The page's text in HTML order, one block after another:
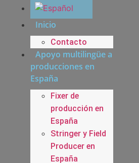
Inicio
Contacto
Apoyo multilingüe a
producciones en
España
Fixer de
producción en
España
Stringer y Field
Producer en
España